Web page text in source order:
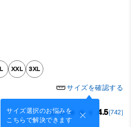
XXL 3XL
サイズを確認する
サイズ選択のお悩みを
こちらで解決できます
4.5(742)